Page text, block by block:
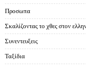
Προσωπα
Σκαλίζοντας το χθες στον
Συνεντευξεις
Ταξίδια